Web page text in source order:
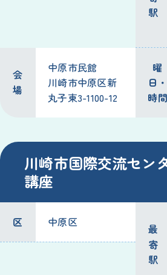
駅
会
場
中原市民館
川崎市中原区新
丸子東3-1100-12
曜
日・
時間
川崎市国際交流セ
講座
区 中原区
最
寄
駅